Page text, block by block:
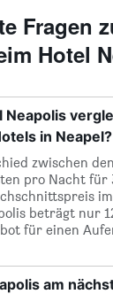
Fragen
Hotel
Neapolis
in Neapel?
zwischen den
pro Nacht für
beträgt nur
für einen
am